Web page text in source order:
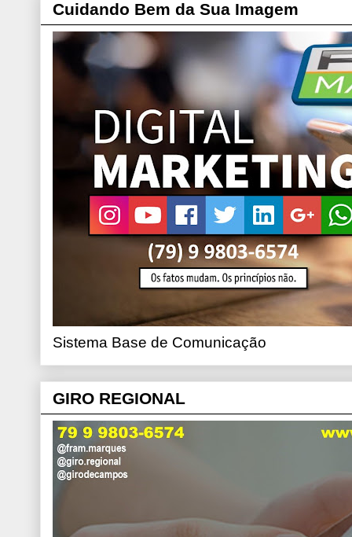
Cuidando Bem da Sua Imagem
Sistema Base de Comunicação
GIRO REGIONAL